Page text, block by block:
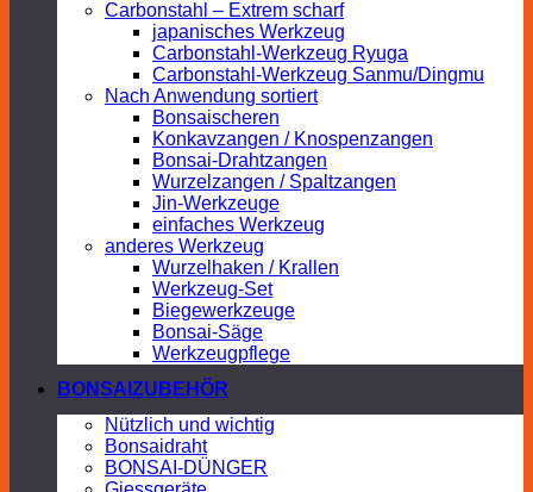
Carbonstahl – Extrem scharf
japanisches Werkzeug
Carbonstahl-Werkzeug Ryuga
Carbonstahl-Werkzeug Sanmu/Dingmu
Nach Anwendung sortiert
Bonsaischeren
Konkavzangen / Knospenzangen
Bonsai-Drahtzangen
Wurzelzangen / Spaltzangen
Jin-Werkzeuge
einfaches Werkzeug
anderes Werkzeug
Wurzelhaken / Krallen
Werkzeug-Set
Biegewerkzeuge
Bonsai-Säge
Werkzeugpflege
BONSAIZUBEHÖR
Nützlich und wichtig
Bonsaidraht
BONSAI-DÜNGER